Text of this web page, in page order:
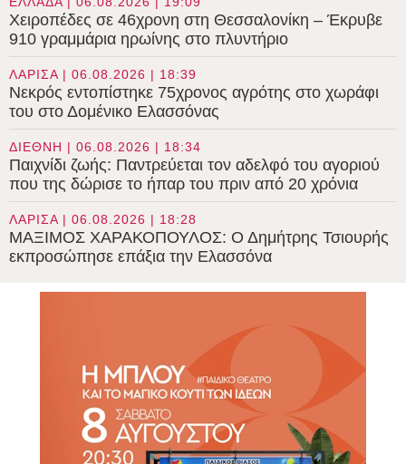
Χειροπέδες σε 46χρονη στη Θεσσαλονίκη – Έκρυβε
910 γραμμάρια ηρωίνης στο πλυντήριο
ΛΑΡΙΣΑ | 06.08.2026 | 18:39
Νεκρός εντοπίστηκε 75χρονος αγρότης στο χωράφι
του στο Δομένικο Ελασσόνας
ΔΙΕΘΝΗ | 06.08.2026 | 18:34
Παιχνίδι ζωής: Παντρεύεται τον αδελφό του αγοριού
που της δώρισε το ήπαρ του πριν από 20 χρόνια
ΛΑΡΙΣΑ | 06.08.2026 | 18:28
ΜΑΞΙΜΟΣ ΧΑΡΑΚΟΠΟΥΛΟΣ: Ο Δημήτρης Τσιουρής
εκπροσώπησε επάξια την Ελασσόνα